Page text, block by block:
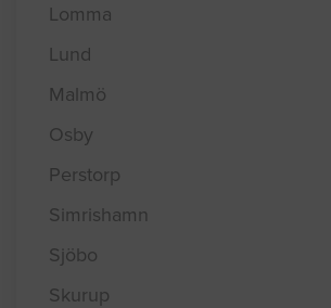
Lomma
Lund
Malmö
Osby
Perstorp
Simrishamn
Sjöbo
Skurup